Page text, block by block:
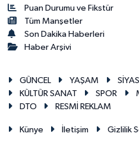
Puan Durumu ve Fikstür
Tüm Manşetler
Son Dakika Haberleri
Haber Arşivi
GÜNCEL YAŞAM
KÜLTÜR SANAT
SPOR
DTO
RESMİ REKLAM
Künye İletişim Gizlilik